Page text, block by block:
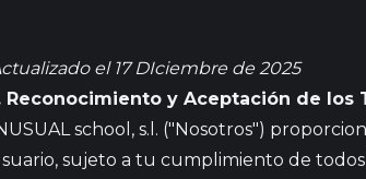
el 17 DIciembre de 2025
Reconocimiento y Aceptación de los
school, s.l. ("Nosotros")
sujeto a tu cumplimiento de